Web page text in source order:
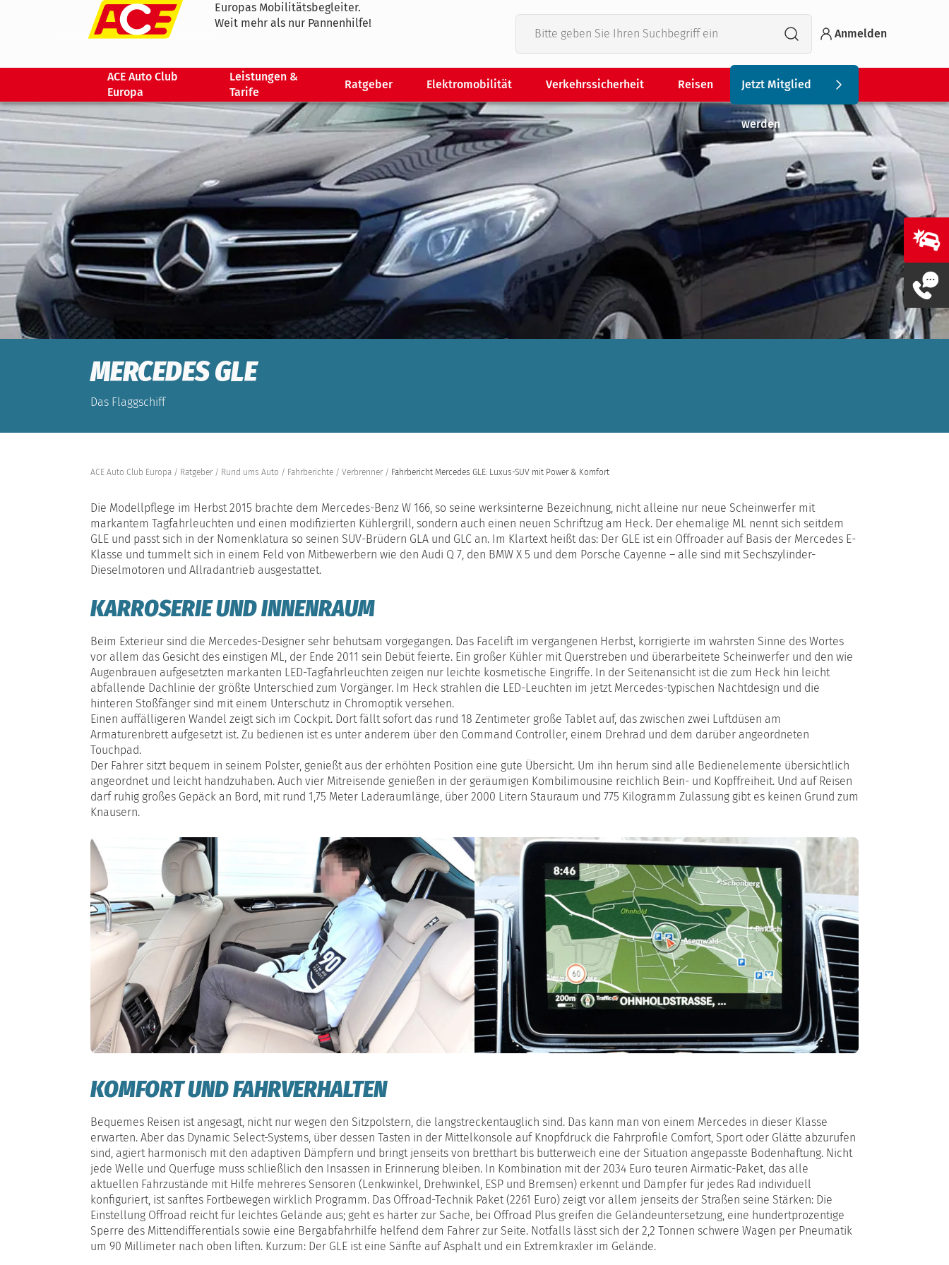
Europas Mobilitätsbegleiter.
Weit mehr als nur Pannenhilfe!
Anmelden
ACE Auto Club
Europa
Leistungen &
Tarife
Ratgeber Elektromobilität Verkehrssicherheit Reisen Jetzt Mitglied
werden
MERCEDES GLE
Das Flaggschiff
ACE Auto Club Europa Ratgeber Rund ums Auto Fahrberichte Verbrenner Fahrbericht Mercedes GLE: Luxus-SUV mit Power & Komfort
Die Modellpflege im Herbst 2015 brachte dem Mercedes-Benz W 166, so seine werksinterne Bezeichnung, nicht alleine nur neue Scheinwerfer mit
markantem Tagfahrleuchten und einen modifizierten Kühlergrill, sondern auch einen neuen Schriftzug am Heck. Der ehemalige ML nennt sich seitdem
GLE und passt sich in der Nomenklatura so seinen SUV-Brüdern GLA und GLC an. Im Klartext heißt das: Der GLE ist ein Offroader auf Basis der Mercedes E-
Klasse und tummelt sich in einem Feld von Mitbewerbern wie den Audi Q 7, den BMW X 5 und dem Porsche Cayenne – alle sind mit Sechszylinder-
Dieselmotoren und Allradantrieb ausgestattet.
KARROSERIE UND INNENRAUM
Beim Exterieur sind die Mercedes-Designer sehr behutsam vorgegangen. Das Facelift im vergangenen Herbst, korrigierte im wahrsten Sinne des Wortes
vor allem das Gesicht des einstigen ML, der Ende 2011 sein Debüt feierte. Ein großer Kühler mit Querstreben und überarbeitete Scheinwerfer und den wie
Augenbrauen aufgesetzten markanten LED-Tagfahrleuchten zeigen nur leichte kosmetische Eingriffe. In der Seitenansicht ist die zum Heck hin leicht
abfallende Dachlinie der größte Unterschied zum Vorgänger. Im Heck strahlen die LED-Leuchten im jetzt Mercedes-typischen Nachtdesign und die
hinteren Stoßfänger sind mit einem Unterschutz in Chromoptik versehen.
Einen auffälligeren Wandel zeigt sich im Cockpit. Dort fällt sofort das rund 18 Zentimeter große Tablet auf, das zwischen zwei Luftdüsen am
Armaturenbrett aufgesetzt ist. Zu bedienen ist es unter anderem über den Command Controller, einem Drehrad und dem darüber angeordneten
Touchpad.
Der Fahrer sitzt bequem in seinem Polster, genießt aus der erhöhten Position eine gute Übersicht. Um ihn herum sind alle Bedienelemente übersichtlich
angeordnet und leicht handzuhaben. Auch vier Mitreisende genießen in der geräumigen Kombilimousine reichlich Bein- und Kopffreiheit. Und auf Reisen
darf ruhig großes Gepäck an Bord, mit rund 1,75 Meter Laderaumlänge, über 2000 Litern Stauraum und 775 Kilogramm Zulassung gibt es keinen Grund zum
Knausern.
KOMFORT UND FAHRVERHALTEN
Bequemes Reisen ist angesagt, nicht nur wegen den Sitzpolstern, die langstreckentauglich sind. Das kann man von einem Mercedes in dieser Klasse
erwarten. Aber das Dynamic Select-Systems, über dessen Tasten in der Mittelkonsole auf Knopfdruck die Fahrprofile Comfort, Sport oder Glätte abzurufen
sind, agiert harmonisch mit den adaptiven Dämpfern und bringt jenseits von bretthart bis butterweich eine der Situation angepasste Bodenhaftung. Nicht
jede Welle und Querfuge muss schließlich den Insassen in Erinnerung bleiben. In Kombination mit der 2034 Euro teuren Airmatic-Paket, das alle
aktuellen Fahrzustände mit Hilfe mehreres Sensoren (Lenkwinkel, Drehwinkel, ESP und Bremsen) erkennt und Dämpfer für jedes Rad individuell
konfiguriert, ist sanftes Fortbewegen wirklich Programm. Das Offroad-Technik Paket (2261 Euro) zeigt vor allem jenseits der Straßen seine Stärken: Die
Einstellung Offroad reicht für leichtes Gelände aus; geht es härter zur Sache, bei Offroad Plus greifen die Geländeuntersetzung, eine hundertprozentige
Sperre des Mittendifferentials sowie eine Bergabfahrhilfe helfend dem Fahrer zur Seite. Notfalls lässt sich der 2,2 Tonnen schwere Wagen per Pneumatik
um 90 Millimeter nach oben liften. Kurzum: Der GLE ist eine Sänfte auf Asphalt und ein Extremkraxler im Gelände.